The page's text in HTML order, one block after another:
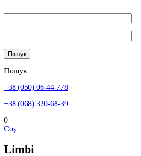
Пошук
+38 (050) 06-44-778
+38 (068) 320-68-39
0
Coş
Limbi